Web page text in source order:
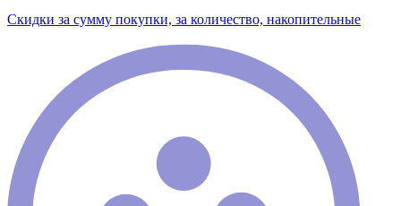
Скидки за сумму покупки, за количество, накопительные